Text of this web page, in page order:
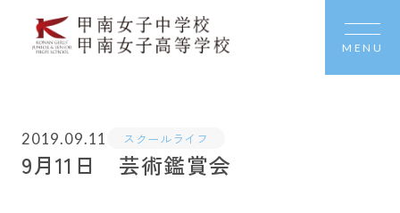
MENU
2019.09.11 スクールライフ
9月11日 芸術鑑賞会